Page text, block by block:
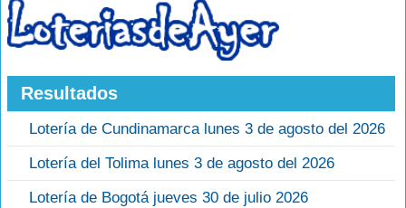
Resultados
Lotería de Cundinamarca lunes 3 de agosto del 2026
Lotería del Tolima lunes 3 de agosto del 2026
Lotería de Bogotá jueves 30 de julio 2026